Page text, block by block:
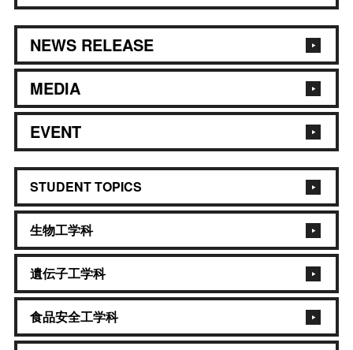
NEWS RELEASE
MEDIA
EVENT
STUDENT TOPICS
生物工学科
遺伝子工学科
食品安全工学科